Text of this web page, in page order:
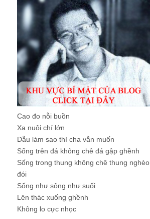
Cao đo nỗi buồn
Xa nuôi chí lớn
Dẫu làm sao thì cha vẫn muốn
Sống trên đá không chê đá gập ghềnh
Sống trong thung không chê thung nghèo
đói
Sống như sông như suối
Lên thác xuống ghềnh
Không lo cực nhọc